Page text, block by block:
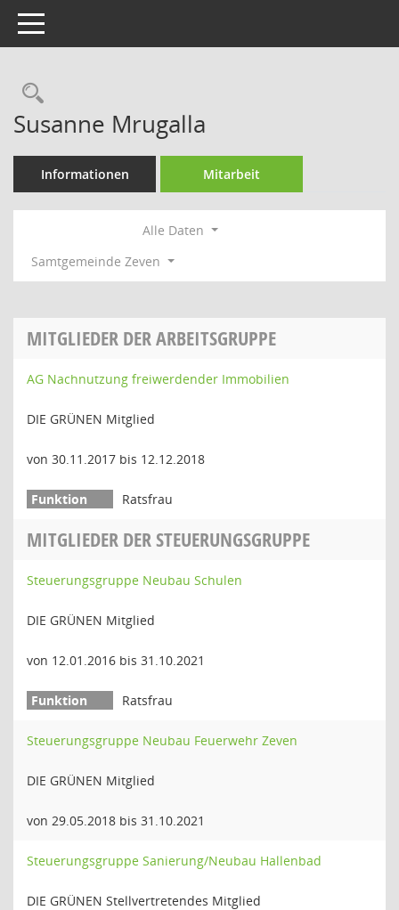
Toggle navigation
Rechercheauswahl
Susanne Mrugalla
Informationen Mitarbeit
Alle Daten
Samtgemeinde Zeven
MITGLIEDER DER ARBEITSGRUPPE
AG Nachnutzung freiwerdender Immobilien
DIE GRÜNEN Mitglied
von 30.11.2017 bis 12.12.2018
Ratsfrau
MITGLIEDER DER STEUERUNGSGRUPPE
Steuerungsgruppe Neubau Schulen
DIE GRÜNEN Mitglied
von 12.01.2016 bis 31.10.2021
Ratsfrau
Steuerungsgruppe Neubau Feuerwehr Zeven
DIE GRÜNEN Mitglied
von 29.05.2018 bis 31.10.2021
Steuerungsgruppe Sanierung/Neubau Hallenbad
DIE GRÜNEN Stellvertretendes Mitglied